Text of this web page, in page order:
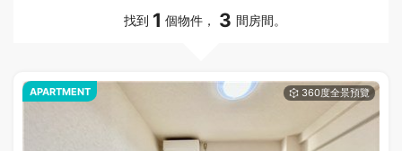
找到 1 個物件， 3 間房間。
APARTMENT